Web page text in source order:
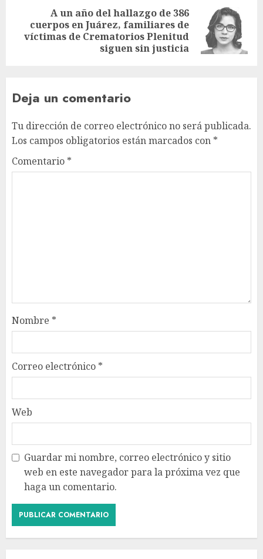
A un año del hallazgo de 386
cuerpos en Juárez, familiares de
víctimas de Crematorios Plenitud
siguen sin justicia
Deja un comentario
Tu dirección de correo electrónico no será publicada.
Los campos obligatorios están marcados con *
Comentario *
Nombre *
Correo electrónico *
Web
Guardar mi nombre, correo electrónico y sitio
web en este navegador para la próxima vez que
haga un comentario.